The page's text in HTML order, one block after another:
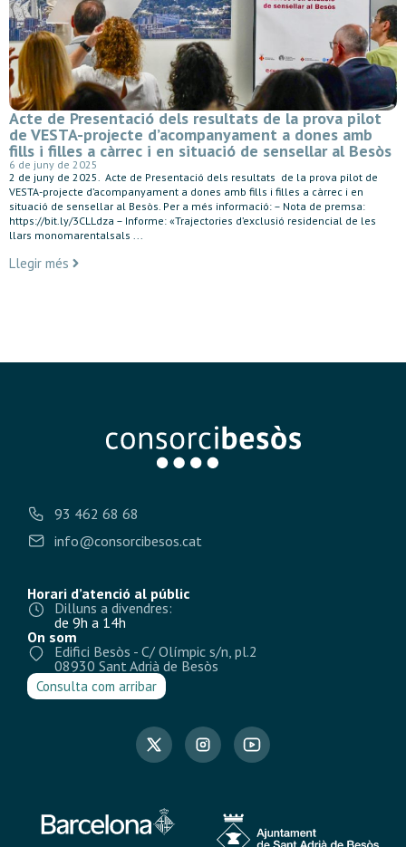
Acte de Presentació dels resultats de la prova pilot
de VESTA-projecte d’acompanyament a dones amb
fills i filles a càrrec i en situació de sensellar al Besòs
6 de juny de 2025
2 de juny de 2025. Acte de Presentació dels resultats de la prova pilot de
VESTA-projecte d’acompanyament a dones amb fills i filles a càrrec i en
situació de sensellar al Besòs. Per a més informació: – Nota de premsa:
https://bit.ly/3CLLdza – Informe: «Trajectories d’exclusió residencial de les
llars monomarentalsals ...
Llegir més
93 462 68 68
info@consorcibesos.cat
Horari d’atenció al públic
Dilluns a divendres:
de 9h a 14h
On som
Edifici Besòs - C/ Olímpic s/n, pl.2
08930 Sant Adrià de Besòs
Consulta com arribar